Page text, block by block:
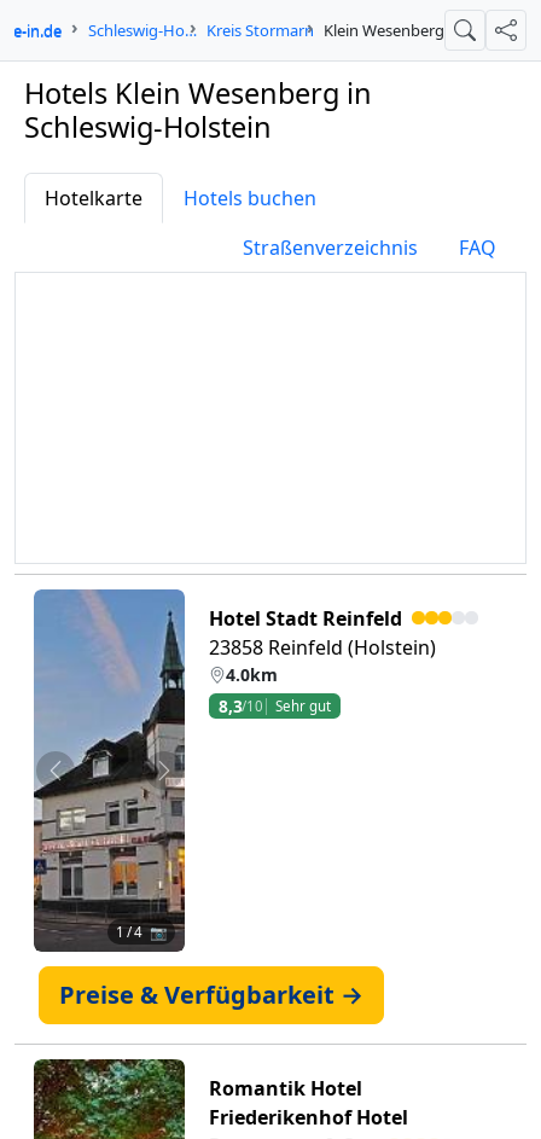
in.de Schleswig-Holstein Kreis Stormarn Klein Wesenberg Suche
Hotels Klein Wesenberg in
Schleswig-Holstein
Hotelkarte
Hotels buchen
Straßenverzeichnis
FAQ
Zurück Weiter
1/ 4 📷
Hotel Stadt Reinfeld
23858 Reinfeld (Holstein)
4.0km
8,3/10 Sehr gut
Preise & Verfügbarkeit →
Romantik Hotel
Friederikenhof Hotel